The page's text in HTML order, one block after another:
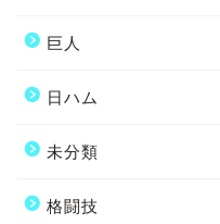
巨人
日ハム
未分類
格闘技